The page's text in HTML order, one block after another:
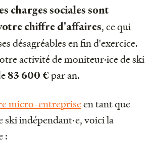
charges sociales sont
chiffre d'affaires, ce qui
désagréables en fin d'exercice.
activité de moniteur·ice de ski
83 600 €par an.
micro-entrepriseen tant que
ski indépendant·e, voici la
: